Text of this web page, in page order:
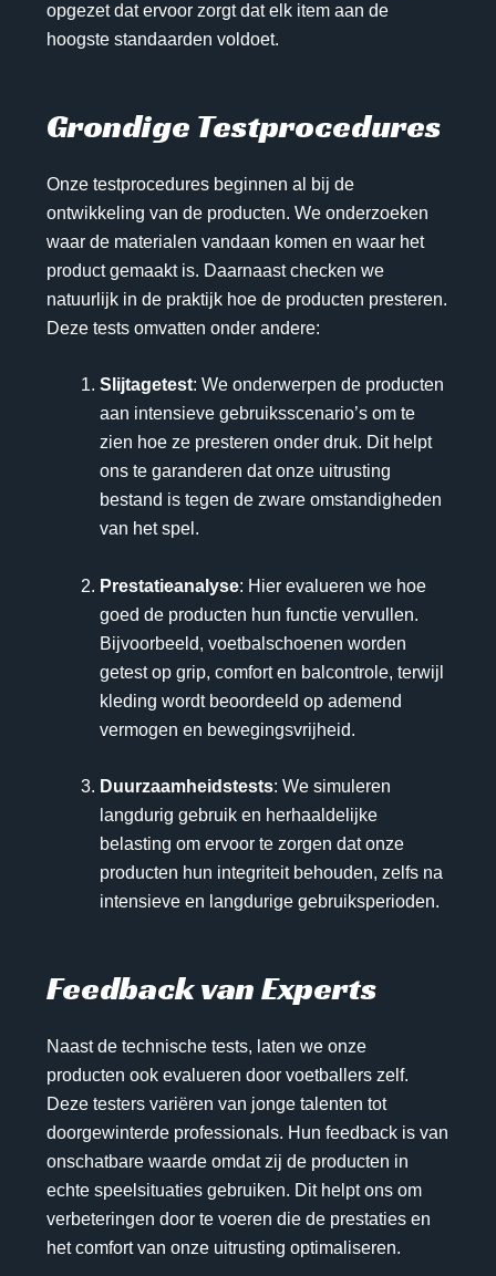
opgezet dat ervoor zorgt dat elk item aan de
hoogste standaarden voldoet.
Grondige Testprocedures
Onze testprocedures beginnen al bij de
ontwikkeling van de producten. We onderzoeken
waar de materialen vandaan komen en waar het
product gemaakt is. Daarnaast checken we
natuurlijk in de praktijk hoe de producten presteren.
Deze tests omvatten onder andere:
Slijtagetest: We onderwerpen de producten
aan intensieve gebruiksscenario’s om te
zien hoe ze presteren onder druk. Dit helpt
ons te garanderen dat onze uitrusting
bestand is tegen de zware omstandigheden
van het spel.
Prestatieanalyse: Hier evalueren we hoe
goed de producten hun functie vervullen.
Bijvoorbeeld, voetbalschoenen worden
getest op grip, comfort en balcontrole, terwijl
kleding wordt beoordeeld op ademend
vermogen en bewegingsvrijheid.
Duurzaamheidstests: We simuleren
langdurig gebruik en herhaaldelijke
belasting om ervoor te zorgen dat onze
producten hun integriteit behouden, zelfs na
intensieve en langdurige gebruiksperioden.
Feedback van Experts
Naast de technische tests, laten we onze
producten ook evalueren door voetballers zelf.
Deze testers variëren van jonge talenten tot
doorgewinterde professionals. Hun feedback is van
onschatbare waarde omdat zij de producten in
echte speelsituaties gebruiken. Dit helpt ons om
verbeteringen door te voeren die de prestaties en
het comfort van onze uitrusting optimaliseren.